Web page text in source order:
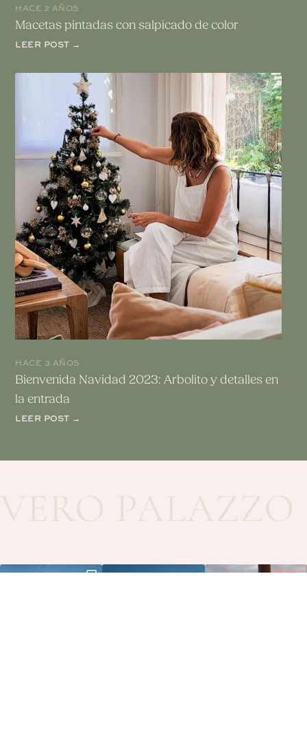
HACE 2 AÑOS
Macetas pintadas con salpicado de color
LEER POST →
HACE 3 AÑOS
Bienvenida Navidad 2023: Arbolito y detalles en
la entrada
LEER POST →